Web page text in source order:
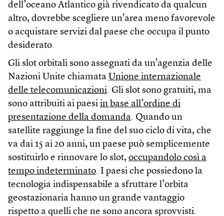
dell’oceano Atlantico già rivendicato da qualcun
altro, dovrebbe scegliere un’area meno favorevole
o acquistare servizi dal paese che occupa il punto
desiderato.
Gli slot orbitali sono assegnati da un’agenzia delle
Nazioni Unite chiamata Unione internazionale
delle telecomunicazioni. Gli slot sono gratuiti, ma
sono attribuiti ai paesi in base all’ordine di
presentazione della domanda. Quando un
satellite raggiunge la fine del suo ciclo di vita, che
va dai 15 ai 20 anni, un paese può semplicemente
sostituirlo e rinnovare lo slot, occupandolo così a
tempo indeterminato. I paesi che possiedono la
tecnologia indispensabile a sfruttare l’orbita
geostazionaria hanno un grande vantaggio
rispetto a quelli che ne sono ancora sprovvisti.